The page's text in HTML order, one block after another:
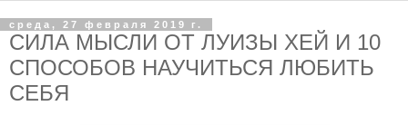
среда, 27 февраля 2019 г.
СИЛА МЫСЛИ ОТ ЛУИЗЫ ХЕЙ И 10
СПОСОБОВ НАУЧИТЬСЯ ЛЮБИТЬ
СЕБЯ